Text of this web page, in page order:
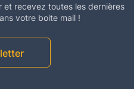
et recevez toutes les dernières
votre boite mail !